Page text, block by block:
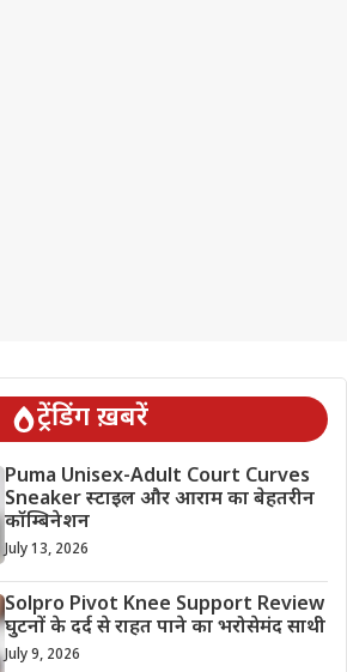
ट्रेंडिंग ख़बरें
Puma Unisex-Adult Court Curves
Sneaker स्टाइल और आराम का बेहतरीन
कॉम्बिनेशन
July 13, 2026
Solpro Pivot Knee Support Review
घुटनों के दर्द से राहत पाने का भरोसेमंद साथी
July 9, 2026